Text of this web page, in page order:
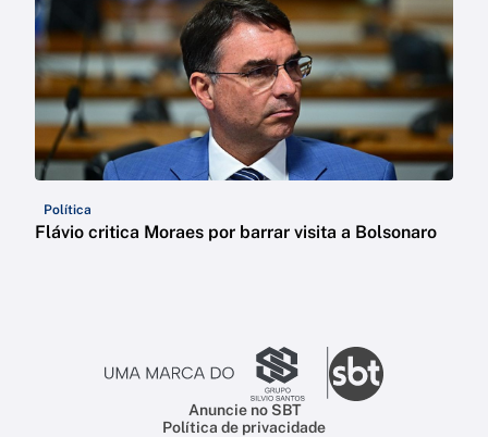
Política
Flávio critica Moraes por barrar visita a Bolsonaro
Anuncie no SBT
Política de privacidade